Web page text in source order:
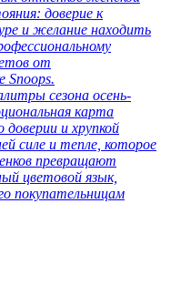
доверие к
и желание находить
от
Snoops.
сезона осень-
карта
доверии и хрупкой
силе и тепле, которое
превращают
цветовой язык,
покупательницам